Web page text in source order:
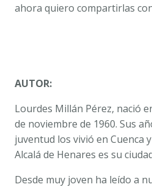
ahora quiero compartirlas
AUTOR:
Lourdes Millán Pérez, nació
de noviembre de 1960. Sus
juventud los vivió en Cuenca
Alcalá de Henares es su
Desde muy joven ha leído a